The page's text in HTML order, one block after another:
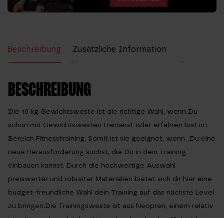
Beschreibung
Zusätzliche Information
BESCHREIBUNG
Die 10 kg Gewichtsweste ist die richtige Wahl, wenn Du
schon mit Gewichtswesten trainierst oder erfahren bist im
Bereich Fitnesstraining. Somit ist sie geeignet, wenn ‚Du eine
neue Herausforderung suchst, die Du in dein Training
einbauen kannst. Durch die hochwertige Auswahl
preiswerter und robuster Materialien bietet sich dir hier eine
budget-freundliche Wahl dein Training auf das nächste Level
zu bringen.Die Trainingsweste ist aus Neopren, einem relativ